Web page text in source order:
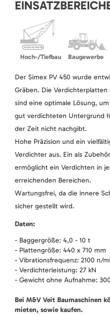
Hoch-/Tiefbau Baugewerbe
Der Simex PV 450 wurde
Gräben. Die Verdichterplatten
sind eine optimale Lösung,
gut verdichteten Untergrund
der Zeit nicht nachgibt.
Hohe Präzision und ein
Verdichter aus. Ein als
ermöglicht ein Verdichten in
erreichenden Bereichen.
Wartungsfrei, da die innere
sicher gestellt wird.
Daten:
- Baggergröße: 4,0 - 10 t
- Plattengröße: 440 x 710 mm
- Vibrationsfrequenz: 2100 n/
- Verdichterleistung: 27 kN
- Gewicht ohne Aufnahme:
Bei M&V Veit Baumaschinen
mieten, sowie kaufen.